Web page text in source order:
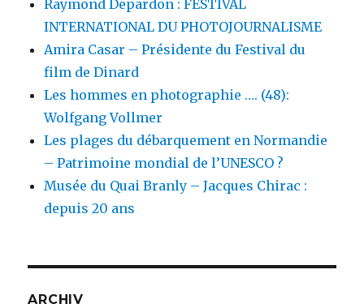
Raymond Depardon : FESTIVAL
INTERNATIONAL DU PHOTOJOURNALISME
Amira Casar – Présidente du Festival du
film de Dinard
Les hommes en photographie …. (48):
Wolfgang Vollmer
Les plages du débarquement en Normandie
– Patrimoine mondial de l’UNESCO ?
Musée du Quai Branly – Jacques Chirac :
depuis 20 ans
ARCHIV